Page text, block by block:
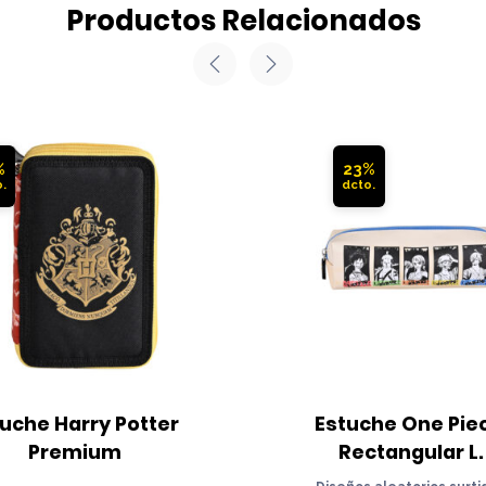
Productos Relacionados
Harry Potter
Premium
23%
Estuche One
Rectangular L.